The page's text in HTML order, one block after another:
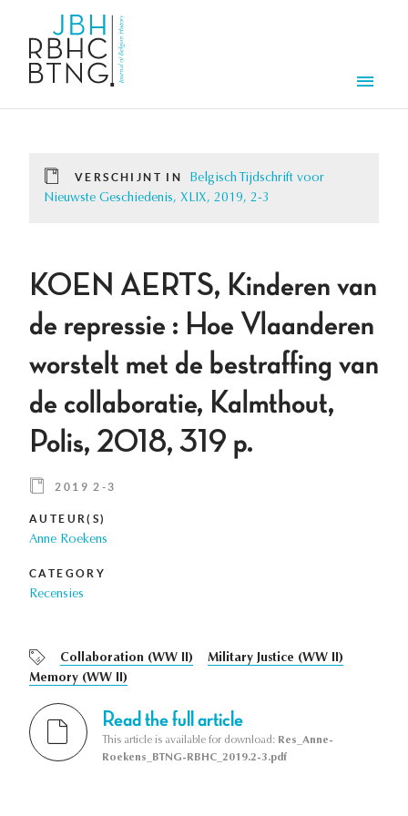
VERSCHIJNT IN
Belgisch Tijdschrift voor
Nieuwste Geschiedenis, XLIX, 2019, 2-3
KOEN AERTS, Kinderen van
de repressie : Hoe Vlaanderen
worstelt met de bestraffing van
de collaboratie, Kalmthout,
Polis, 2018, 319 p.
2019 2-3
AUTEUR(S)
Anne Roekens
CATEGORY
Recensies
Collaboration (WW II)
Military Justice (WW II)
Memory (WW II)
Read the full article
This article is available for download: Res_Anne-
Roekens_BTNG-RBHC_2019.2-3.pdf